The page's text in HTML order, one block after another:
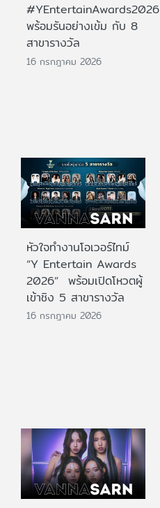
#YEntertainAwards2026
พร้อมรันอย่างเข้ม กับ 8
สาขารางวัล
16 กรกฎาคม 2026
หัวใจทำงานโอเวอร์ไทม์
“Y Entertain Awards
2026” พร้อมเปิดโหวตผู้
เข้าชิง 5 สาขารางวัล
16 กรกฎาคม 2026